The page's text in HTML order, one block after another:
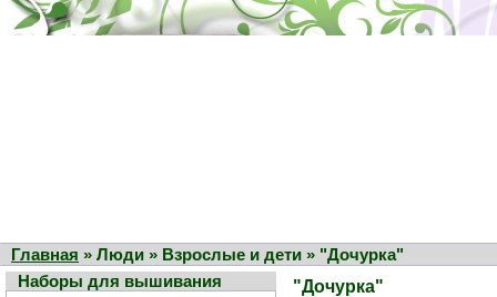
Главная » Люди » Взрослые и дети » "Дочурка"
Наборы для вышивания
"Дочурка"